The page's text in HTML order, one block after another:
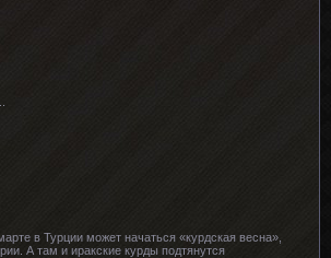
в Турции может начаться «курдская весна»,
А там и иракские курды подтянутся